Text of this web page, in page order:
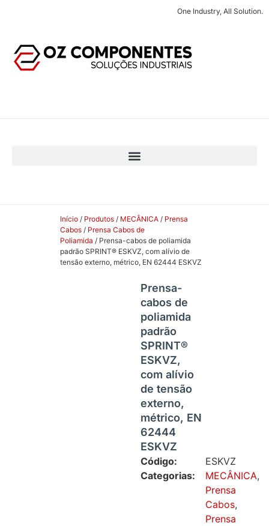
One Industry, All Solution.
Início / Produtos / MECÂNICA / Prensa
Cabos / Prensa Cabos de
Poliamida / Prensa-cabos de poliamida
padrão SPRINT® ESKVZ, com alívio de
tensão externo, métrico, EN 62444 ESKVZ
Prensa-
cabos de
poliamida
padrão
SPRINT®
ESKVZ,
com alívio
de tensão
externo,
métrico, EN
62444
ESKVZ
Código:
ESKVZ
Categorias:
MECÂNICA,
Prensa
Cabos,
Prensa